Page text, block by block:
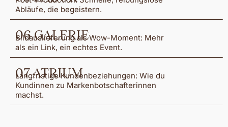
Abläufe, die begeistern.
06 GALERIE
Bildauslieferung als Wow-Moment: Mehr
als ein Link, ein echtes Event.
07 ATRIUM
Langfristige Kundenbeziehungen: Wie du
Kundinnen zu Markenbotschafterinnen
machst.